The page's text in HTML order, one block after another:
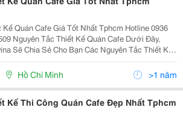
Quán Cafe Giá Tốt Nhất Tphcm Hotline 0936
Cafe Dưới Đây,
Sẽ Chia Sẻ Cho Bạn Các Nguyên Tắc Thiết Kế
Cafe Đạt Chuẩn, Nghiêm Ngặt Về Thẩm Mỹ Cũng
Kỹ Thuật Để Quán Cafe Của Bạn Mang Lại
Hồ Chí Minh >1 năm
Kế Thi Công Quán Cafe Đẹp Nhất Tphcm